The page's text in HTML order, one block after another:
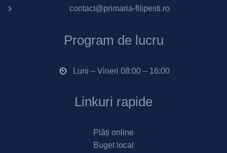
contact@primaria-filipesti.ro
Program de lucru
Luni – Vineri 08:00 – 16:00
Linkuri rapide
Plăți online
Buget local